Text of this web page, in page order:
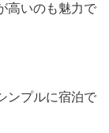
高いのも魅力で
ンプルに宿泊で